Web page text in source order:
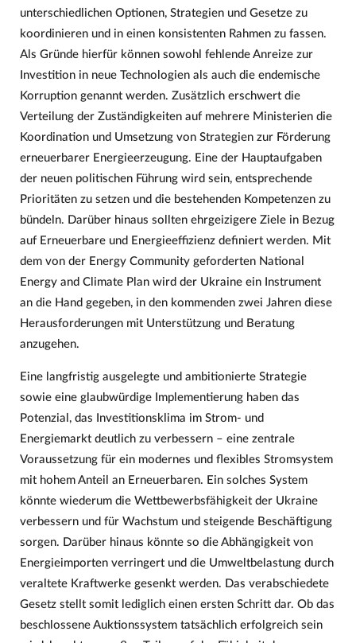
unterschiedlichen Optionen, Strategien und Gesetze zu
koordinieren und in einen konsistenten Rahmen zu fassen.
Als Gründe hierfür können sowohl fehlende Anreize zur
Investition in neue Technologien als auch die endemische
Korruption genannt werden. Zusätzlich erschwert die
Verteilung der Zuständigkeiten auf mehrere Ministerien die
Koordination und Umsetzung von Strategien zur Förderung
erneuerbarer Energieerzeugung. Eine der Hauptaufgaben
der neuen politischen Führung wird sein, entsprechende
Prioritäten zu setzen und die bestehenden Kompetenzen zu
bündeln. Darüber hinaus sollten ehrgeizigere Ziele in Bezug
auf Erneuerbare und Energieeffizienz definiert werden. Mit
dem von der Energy Community geforderten National
Energy and Climate Plan wird der Ukraine ein Instrument
an die Hand gegeben, in den kommenden zwei Jahren diese
Herausforderungen mit Unterstützung und Beratung
anzugehen.
Eine langfristig ausgelegte und ambitionierte Strategie
sowie eine glaubwürdige Implementierung haben das
Potenzial, das Investitionsklima im Strom- und
Energiemarkt deutlich zu verbessern – eine zentrale
Voraussetzung für ein modernes und flexibles Stromsystem
mit hohem Anteil an Erneuerbaren. Ein solches System
könnte wiederum die Wettbewerbsfähigkeit der Ukraine
verbessern und für Wachstum und steigende Beschäftigung
sorgen. Darüber hinaus könnte so die Abhängigkeit von
Energieimporten verringert und die Umweltbelastung durch
veraltete Kraftwerke gesenkt werden. Das verabschiedete
Gesetz stellt somit lediglich einen ersten Schritt dar. Ob das
beschlossene Auktionssystem tatsächlich erfolgreich sein